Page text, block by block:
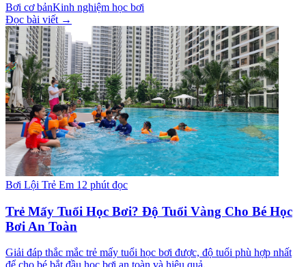
Bơi cơ bảnKinh nghiệm học bơi
Đọc bài viết →
Bơi Lội Trẻ Em 12 phút đọc
Trẻ Mấy Tuổi Học Bơi? Độ Tuổi Vàng Cho Bé Học
Bơi An Toàn
Giải đáp thắc mắc trẻ mấy tuổi học bơi được, độ tuổi phù hợp nhất